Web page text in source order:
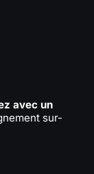
avec un
sur-